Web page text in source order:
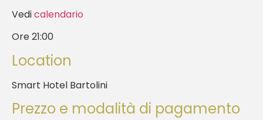
Vedicalendario
Ore 21:00
Location
Smart Hotel Bartolini
Prezzo e modalità di pagamento